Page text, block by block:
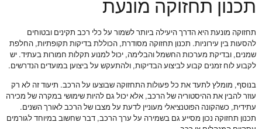
תכנון תחזוקה מונעת
תחזוקה מונעת היא הדרך היעילה ביותר לשמור על כלי רכב תקינים ובטוחים
להסעות בין עירוניות. תכנון תחזוקה מסודרת, הכוללת בדיקות תקופתיות, החלפת
שמנים, ובדיקת מערכות החשמל והבלימה, יכול למנוע תקלות חמורות בעתיד. יש
לקבוע לוח זמנים קבוע לביצוע הבדיקות, ולהתעקש על ביצוען במועדים הנדרשים.
בנוסף, מומלץ לתעד את כל פעולות התחזוקה שבוצעו על הרכב. תיעוד זה לא רק
עוזר להבין את ההיסטוריה של הרכב, אלא יכול גם להיות שימושי במקרה של מכירה
עתידית, כשהקונה הפוטנציאלי מעוניין לדעת על מצבו של הרכב לאורך השנים.
תכנון תחזוקה נכון מסייע גם בשמירה על ערך הרכב, דבר שחשוב במיוחד לגורמים